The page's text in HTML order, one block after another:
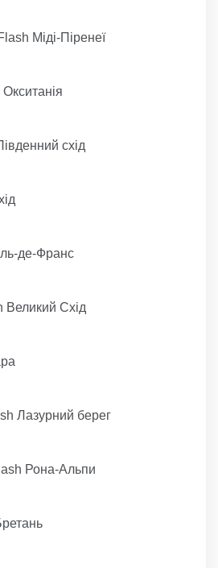
Міді-Піренеї
схід
де-Франс
Великий Схід
Лазурний берег
Рона-Альпи